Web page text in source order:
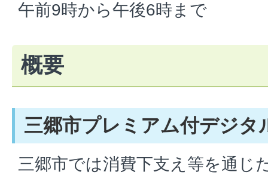
午前9時から午後6時まで
概要
三郷市プレミアム付デジタ
三郷市では消費下支え等を通じ